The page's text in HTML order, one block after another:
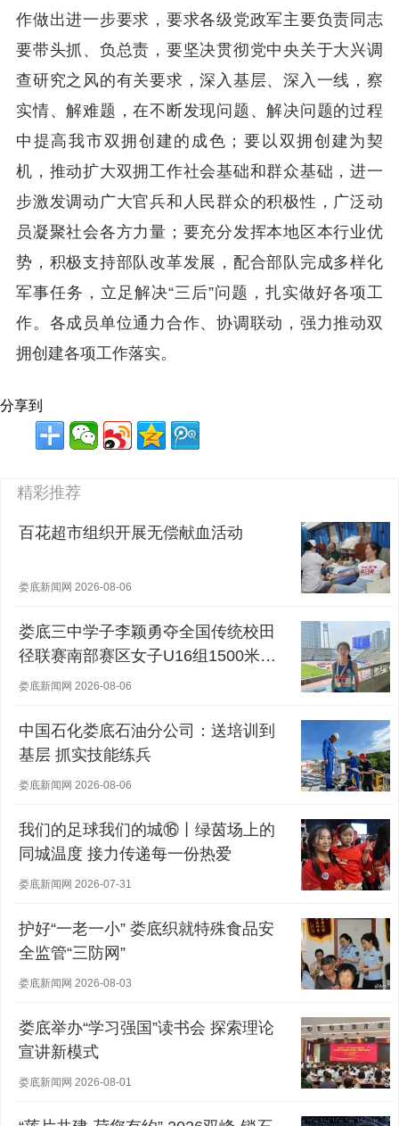
作做出进一步要求，要求各级党政军主要负责同志
要带头抓、负总责，要坚决贯彻党中央关于大兴调
查研究之风的有关要求，深入基层、深入一线，察
实情、解难题，在不断发现问题、解决问题的过程
中提高我市双拥创建的成色；要以双拥创建为契
机，推动扩大双拥工作社会基础和群众基础，进一
步激发调动广大官兵和人民群众的积极性，广泛动
员凝聚社会各方力量；要充分发挥本地区本行业优
势，积极支持部队改革发展，配合部队完成多样化
军事任务，立足解决“三后”问题，扎实做好各项工
作。各成员单位通力合作、协调联动，强力推动双
拥创建各项工作落实。
分享到
精彩推荐
百花超市组织开展无偿献血活动
娄底新闻网 2026-08-06
娄底三中学子李颖勇夺全国传统校田
径联赛南部赛区女子U16组1500米冠
军
娄底新闻网 2026-08-06
中国石化娄底石油分公司：送培训到
基层 抓实技能练兵
娄底新闻网 2026-08-06
我们的足球我们的城⑯丨绿茵场上的
同城温度 接力传递每一份热爱
娄底新闻网 2026-07-31
护好“一老一小” 娄底织就特殊食品安
全监管“三防网”
娄底新闻网 2026-08-03
娄底举办“学习强国”读书会 探索理论
宣讲新模式
娄底新闻网 2026-08-01